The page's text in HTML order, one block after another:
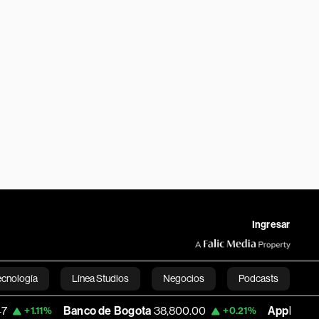
Ingresar
Línea Studios Negocios Podcasts
English
Banco de Bogota 38,800.00 +0.21% Apple 303.27